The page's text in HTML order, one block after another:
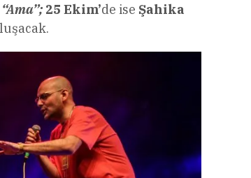
“Ama”; 25 Ekim’de ise Şahika